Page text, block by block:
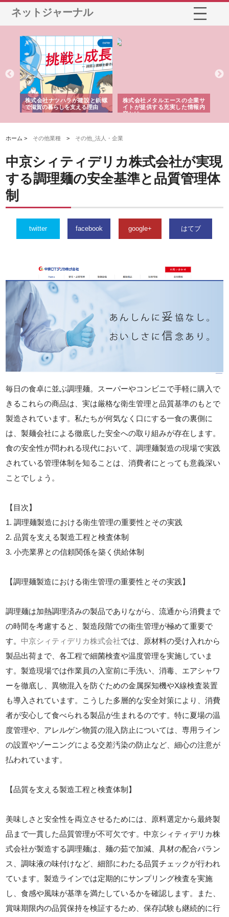
ネットジャーナル
株式会社ナツハラが建設と鋲螺
で滋賀の暮らしを支える理由
株式会社メタルエースの企業サ
イトが提供する充実した情報内
容とは
ホーム > その他業種 > その他_法人・企業
中京シィティデリカ株式会社が実現
する調理麺の安全基準と品質管理体
制
twitter facebook google+ はてブ
毎日の食卓に並ぶ調理麺。スーパーやコンビニで手軽に購入で
きるこれらの商品は、実は厳格な衛生管理と品質基準のもとで
製造されています。私たちが何気なく口にする一食の裏側に
は、製麺会社による徹底した安全への取り組みが存在します。
食の安全性が問われる現代において、調理麺製造の現場で実践
されている管理体制を知ることは、消費者にとっても意義深い
ことでしょう。
【目次】
1. 調理麺製造における衛生管理の重要性とその実践
2. 品質を支える製造工程と検査体制
3. 小売業界との信頼関係を築く供給体制
【調理麺製造における衛生管理の重要性とその実践】
調理麺は加熱調理済みの製品でありながら、流通から消費まで
の時間を考慮すると、製造段階での衛生管理が極めて重要で
す。中京シィティデリカ株式会社では、原材料の受け入れから
製品出荷まで、各工程で細菌検査や温度管理を実施していま
す。製造現場では作業員の入室前に手洗い、消毒、エアシャワ
ーを徹底し、異物混入を防ぐための金属探知機やX線検査装置
も導入されています。こうした多層的な安全対策により、消費
者が安心して食べられる製品が生まれるのです。特に夏場の温
度管理や、アレルゲン物質の混入防止については、専用ライン
の設置やゾーニングによる交差汚染の防止など、細心の注意が
払われています。
【品質を支える製造工程と検査体制】
美味しさと安全性を両立させるためには、原料選定から最終製
品まで一貫した品質管理が不可欠です。中京シィティデリカ株
式会社が製造する調理麺は、麺の茹で加減、具材の配合バラン
ス、調味液の味付けなど、細部にわたる品質チェックが行われ
ています。製造ラインでは定期的にサンプリング検査を実施
し、食感や風味が基準を満たしているかを確認します。また、
賞味期限内の品質保持を検証するため、保存試験も継続的に行